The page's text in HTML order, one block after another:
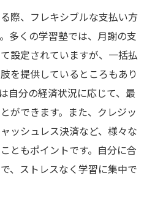
際、フレキシブルな支払い方
多くの学習塾では、月謝の支
設定されていますが、一括払
を提供しているところもあり
自分の経済状況に応じて、最
ができます。また、クレジッ
ッシュレス決済など、様々な
ともポイントです。自分に合
、ストレスなく学習に集中で